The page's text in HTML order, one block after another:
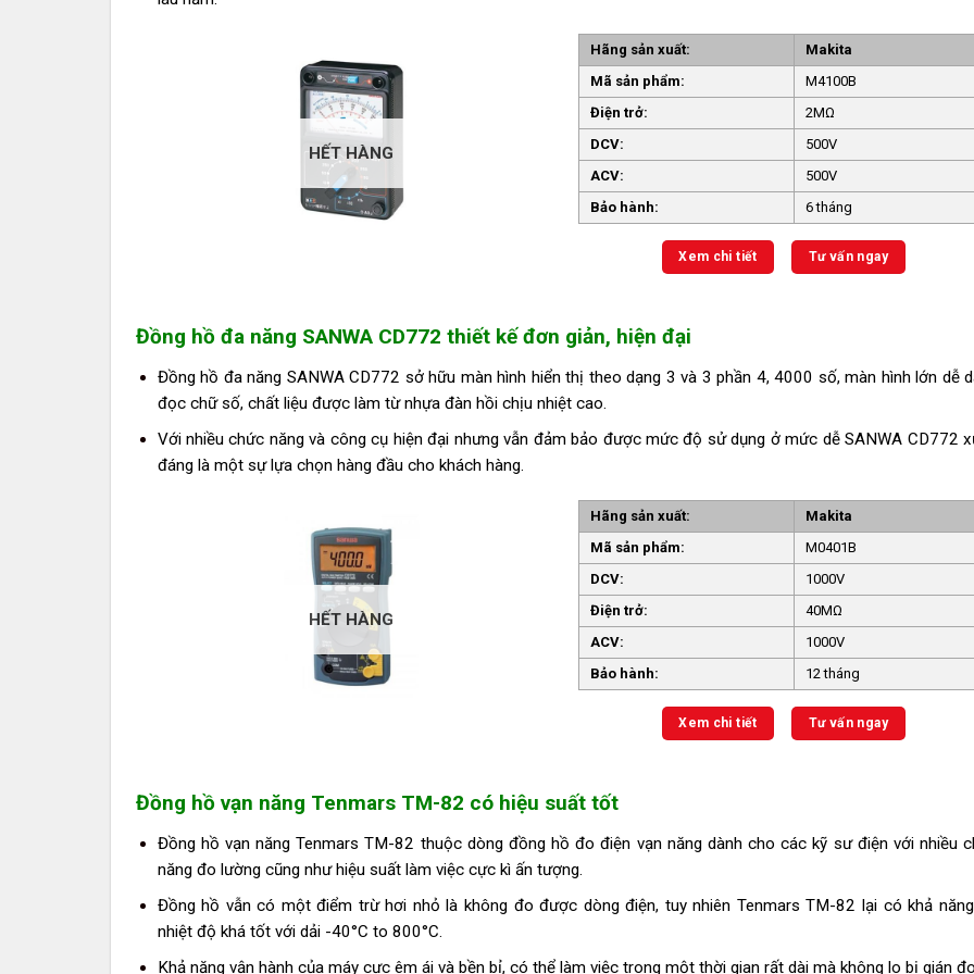
HẾT HÀNG
Hãng sản xuất:
Makita
Mã sản phẩm:
M4100B
Điện trở:
2MΩ
DCV:
500V
ACV:
500V
Bảo hành:
6 tháng
Xem chi tiết Tư vấn ngay
Đồng hồ đa năng SANWA CD772 thiết kế đơn giản, hiện đại
Đồng hồ đa năng SANWA CD772 sở hữu màn hình hiển thị theo dạng 3 và 3 phần 4, 4000 số, màn hình lớn dễ
đọc chữ số, chất liệu được làm từ nhựa đàn hồi chịu nhiệt cao.
Với nhiều chức năng và công cụ hiện đại nhưng vẫn đảm bảo được mức độ sử dụng ở mức dễ SANWA CD772
đáng là một sự lựa chọn hàng đầu cho khách hàng.
HẾT HÀNG
Hãng sản xuất:
Makita
Mã sản phẩm:
M0401B
DCV:
1000V
Điện trở:
40MΩ
ACV:
1000V
Bảo hành:
12 tháng
Xem chi tiết Tư vấn ngay
Đồng hồ vạn năng Tenmars TM-82 có hiệu suất tốt
Đồng hồ vạn năng Tenmars TM-82 thuộc dòng đồng hồ đo điện vạn năng dành cho các kỹ sư điện với nhiều
năng đo lường cũng như hiệu suất làm việc cực kì ấn tượng.
Đồng hồ vẫn có một điểm trừ hơi nhỏ là không đo được dòng điện, tuy nhiên Tenmars TM-82 lại có khả
nhiệt độ khá tốt với dải -40°C to 800°C.
Khả năng vận hành của máy cực êm ái và bền bỉ, có thể làm việc trong một thời gian rất dài mà không lo bị gián